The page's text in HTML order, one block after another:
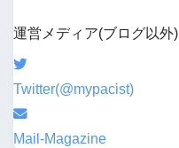
運営メディア(ブログ以外)
Twitter(@mypacist)
Mail-Magazine